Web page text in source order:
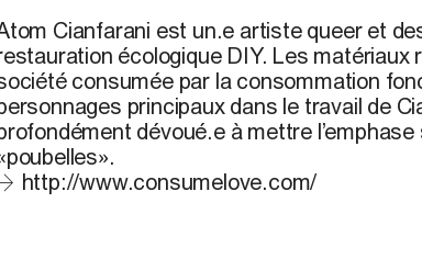
Cianfarani est un.e artiste queer et
écologique DIY. Les matériaux
consumée par la consommation
principaux dans le travail de
dévoué.e à mettre
http://www.consumelove.com/